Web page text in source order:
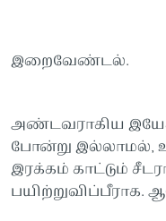
இறைவேண்டல்.
அண்டவராகிய
போன்று இல்லாமல்,
இரக்கம் காட்டும்
பயிற்றுவிப்பீராக.